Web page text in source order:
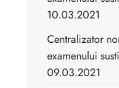
10.03.2021
Centralizator
examenului
09.03.2021